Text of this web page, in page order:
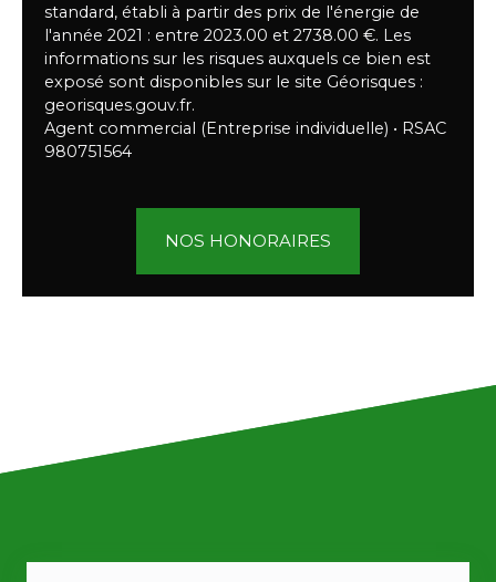
standard, établi à partir des prix de l'énergie de
l'année 2021 : entre 2023.00 et 2738.00 €. Les
informations sur les risques auxquels ce bien est
exposé sont disponibles sur le site Géorisques :
georisques.gouv.fr.
Agent commercial (Entreprise individuelle) • RSAC
980751564
NOS HONORAIRES